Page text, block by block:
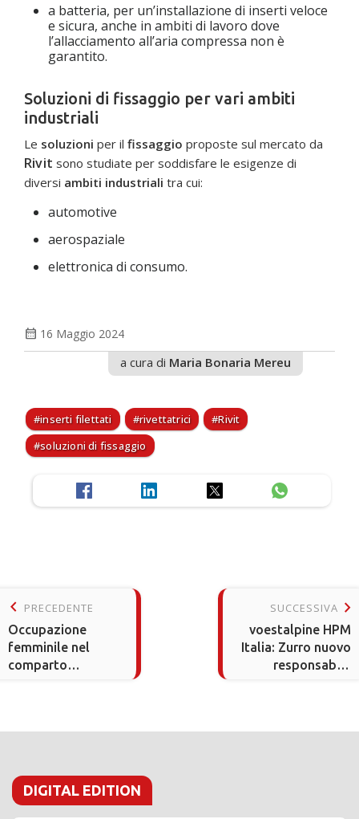
a batteria, per un’installazione di inserti veloce
e sicura, anche in ambiti di lavoro dove
l’allacciamento all’aria compressa non è
garantito.
Soluzioni di fissaggio per vari ambiti
industriali
Le soluzioni per il fissaggio proposte sul mercato da
Rivit sono studiate per soddisfare le esigenze di
diversi ambiti industriali tra cui:
automotive
aerospaziale
elettronica di consumo.
calendar_month 16 Maggio 2024
a cura di Maria Bonaria Mereu
inserti filettati rivettatrici
Rivit
soluzioni di fissaggio
keyboard_arrow_left PRECEDENTE
Occupazione
femminile nel
comparto
SUCCESSIVA keyboard_arrow_right
voestalpine HPM
Italia: Zurro nuovo
responsabile
Manufacturing
DIGITAL EDITION